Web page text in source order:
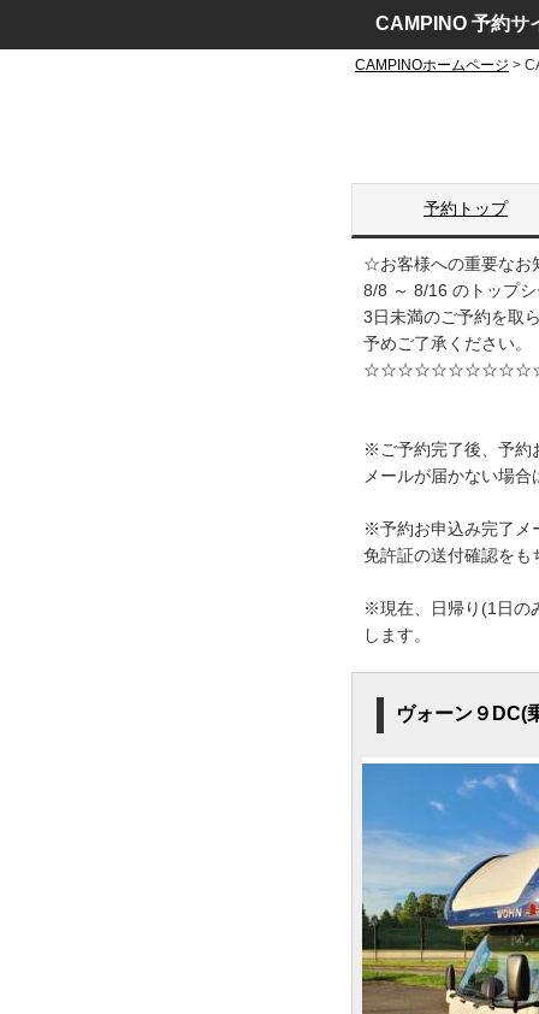
CAMPINO 予約サ
CAMPINOホームページ >
予約トップ
☆お客様への重
8/8 ～ 8/16 のトップ
3日未満のご予約を取
予めご了承ください。
※ご予約完了後、予約
メールが届かない場
※予約お申込み完了メ
免許証の送付確認をも
※現在、日帰り(1日の
します。
ヴォーン９DC(